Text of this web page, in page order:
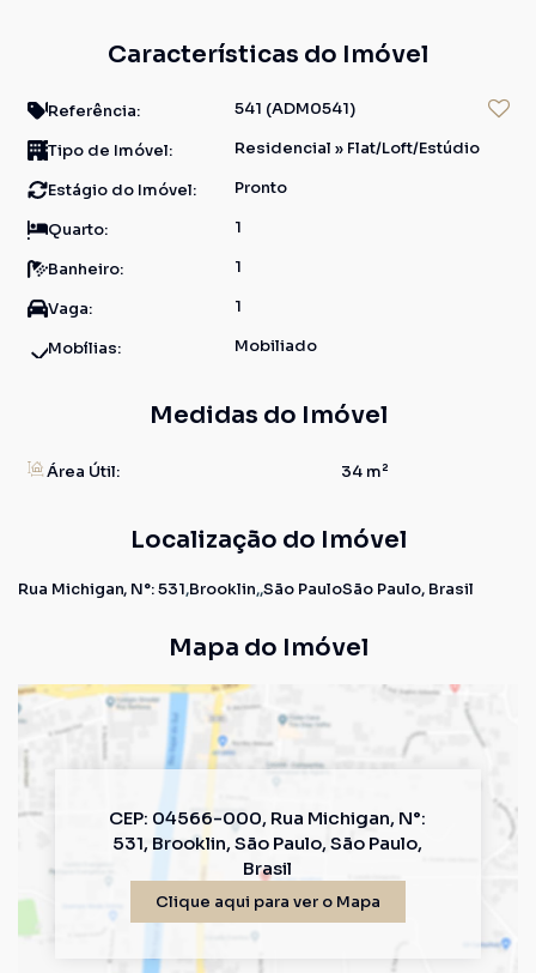
Características do Imóvel
Referência: 541 (ADM0541)
Tipo de Imóvel: Residencial » Flat/Loft/Estúdio
Estágio do Imóvel: Pronto
Quarto: 1
Banheiro: 1
Vaga: 1
Mobílias: Mobiliado
Medidas do Imóvel
Área Útil: 34 m²
Localização do Imóvel
Rua Michigan, N°:531 Brooklin São PauloSão Paulo, Brasil
Mapa do Imóvel
CEP: 04566-000, Rua Michigan, N°:
531, Brooklin,São Paulo,São Paulo,
Brasil
Clique aqui para ver o Mapa